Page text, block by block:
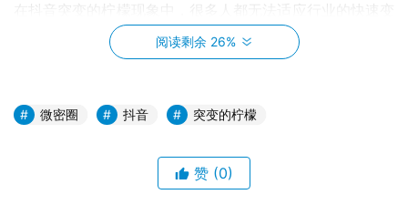
在抖音突变的柠檬现象中，很多人都无法适应行业的快速变
化，但如果你选择了微密圈的付费资源下载服务，就可以轻
松掌握最前沿、最权威的行业知识，并且立刻将其应用于工
微密圈的付费资源下载服务拥有大量来自知名专家、教育机
构的优质资源，这些资源具有高度的权威性和质量保障，能
够为你的职业发展提供最有力的支持和保障。
阅读剩余 26%
微密圈 抖音 突变的柠檬
赞 (0)